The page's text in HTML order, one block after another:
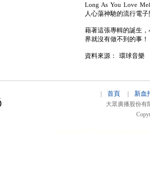
Long As You Love
人心蕩神馳的流行電
藉著這張專輯的誕生
界就沒有做不到的事！
資料來源： 環球音樂
首頁 新血
大眾廣播股份有